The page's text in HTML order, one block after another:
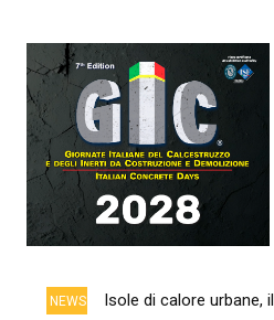
NEWS
Isole di calore urbane, il